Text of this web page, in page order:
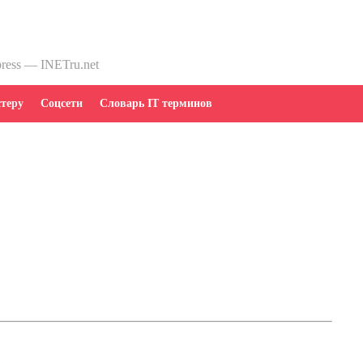
— INETru.net
Соцсети Словарь IT терминов